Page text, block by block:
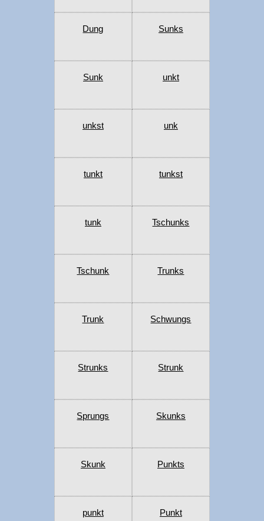
Dung Sunks
Sunk unkt
unkst unk
tunkt tunkst
tunk Tschunks
Tschunk Trunks
Trunk Schwungs
Strunks Strunk
Sprungs Skunks
Skunk Punkts
punkt Punkt